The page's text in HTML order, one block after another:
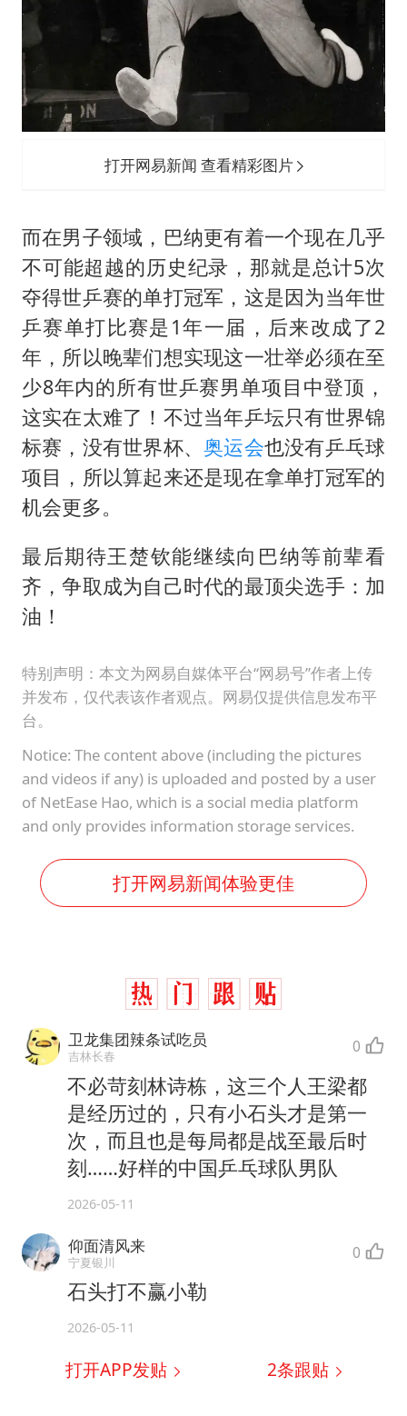
打开网易新闻 查看精彩图片
而在男子领域，巴纳更有着一个现在几乎
不可能超越的历史纪录，那就是总计5次
夺得世乒赛的单打冠军，这是因为当年世
乒赛单打比赛是1年一届，后来改成了2
年，所以晚辈们想实现这一壮举必须在至
少8年内的所有世乒赛男单项目中登顶，
这实在太难了！不过当年乒坛只有世界锦
标赛，没有世界杯、奥运会也没有乒乓球
项目，所以算起来还是现在拿单打冠军的
机会更多。
最后期待王楚钦能继续向巴纳等前辈看
齐，争取成为自己时代的最顶尖选手：加
油！
特别声明：本文为网易自媒体平台“网易号”作者上传
并发布，仅代表该作者观点。网易仅提供信息发布平
台。
Notice: The content above (including the pictures
and videos if any) is uploaded and posted by a user
of NetEase Hao, which is a social media platform
and only provides information storage services.
打开网易新闻体验更佳
卫龙集团辣条试吃员
吉林长春 0
不必苛刻林诗栋，这三个人王梁都
是经历过的，只有小石头才是第一
次，而且也是每局都是战至最后时
刻……好样的中国乒乓球队男队
2026-05-11
仰面清风来
宁夏银川 0
石头打不赢小勒
2026-05-11
打开APP发贴 2条跟贴